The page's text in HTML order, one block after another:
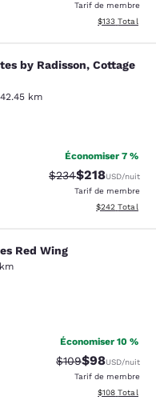
Tarif de membre
Afficher les
$133 Total
by Radisson,
by Radisson, Cottage
42.45 km
Économiser 7 %
Tarif barré :
$234Tarif réduit :
$218USD/nuit
Tarif de membre
Afficher les
$242 Total
Wing
Red Wing
commentaires
Économiser 10 %
Tarif barré :
$109Tarif réduit :
$98USD/nuit
Tarif de membre
Afficher les
$108 Total